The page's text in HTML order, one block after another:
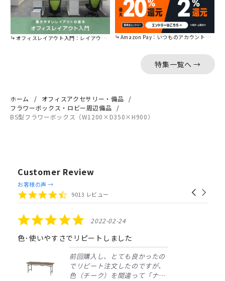
オフィスレイアウト入門：レイアウトの基本をご紹介。 Amazon Pay：いつものアカウントで簡単に決済可能。
特集一覧へ →
ホーム
オフィスアクセサリー・備品
フラワーボックス・ロビー周辺備品
BS型フラワーボックス（W1200×D350×H900）
Customer Review
Reviews
carousel
Carousel
arrows
4.4
star
9013 レビュー
お客様の声 →
5.0
star
rating
2022-02-24
色･使いやすさでリピートしました
前回購入し、とても良かったの
でリピート注文したのですが、
色（チーク）を間違って「ナチ